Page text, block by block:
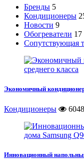
Бренды 5
Кондиционеры
Новости 9
Обогреватели 17
Сопутствующая
Экономичный
Кондиционеры
Инновационный